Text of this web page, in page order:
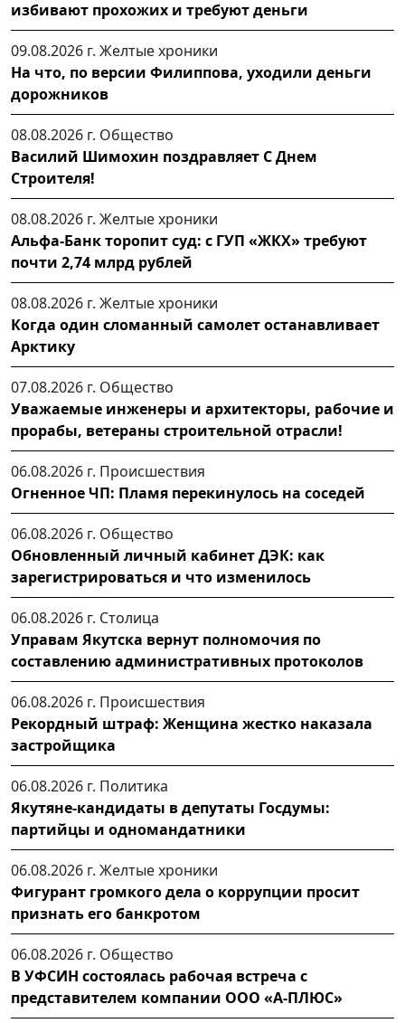
избивают прохожих и требуют деньги
09.08.2026 г. Желтые хроники
На что, по версии Филиппова, уходили деньги
дорожников
08.08.2026 г. Общество
Василий Шимохин поздравляет С Днем
Строителя!
08.08.2026 г. Желтые хроники
Альфа-Банк торопит суд: с ГУП «ЖКХ» требуют
почти 2,74 млрд рублей
08.08.2026 г. Желтые хроники
Когда один сломанный самолет останавливает
Арктику
07.08.2026 г. Общество
Уважаемые инженеры и архитекторы, рабочие и
прорабы, ветераны строительной отрасли!
06.08.2026 г. Происшествия
Огненное ЧП: Пламя перекинулось на соседей
06.08.2026 г. Общество
Обновленный личный кабинет ДЭК: как
зарегистрироваться и что изменилось
06.08.2026 г. Столица
Управам Якутска вернут полномочия по
составлению административных протоколов
06.08.2026 г. Происшествия
Рекордный штраф: Женщина жестко наказала
застройщика
06.08.2026 г. Политика
Якутяне-кандидаты в депутаты Госдумы:
партийцы и одномандатники
06.08.2026 г. Желтые хроники
Фигурант громкого дела о коррупции просит
признать его банкротом
06.08.2026 г. Общество
В УФСИН состоялась рабочая встреча с
представителем компании ООО «А-ПЛЮС»